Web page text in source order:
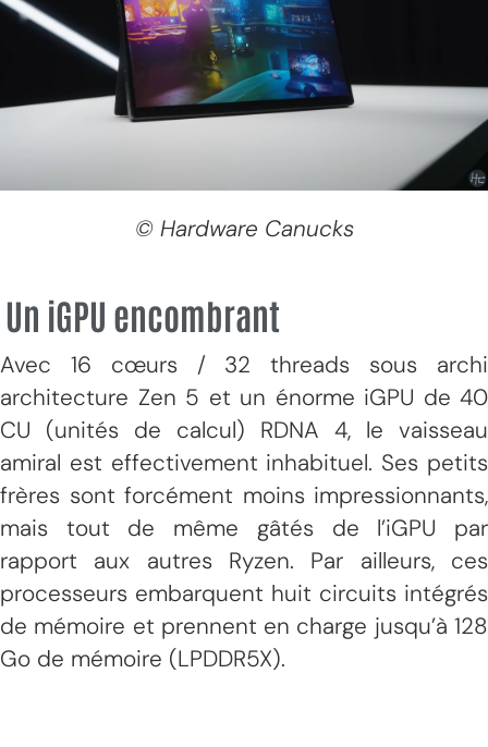
© Hardware Canucks
Un iGPU encombrant
Avec 16 cœurs / 32 threads sous archi
architecture Zen 5 et un énorme iGPU de 40
CU (unités de calcul) RDNA 4, le vaisseau
amiral est effectivement inhabituel. Ses petits
frères sont forcément moins impressionnants,
mais tout de même gâtés de l’iGPU par
rapport aux autres Ryzen. Par ailleurs, ces
processeurs embarquent huit circuits intégrés
de mémoire et prennent en charge jusqu’à 128
Go de mémoire (LPDDR5X).